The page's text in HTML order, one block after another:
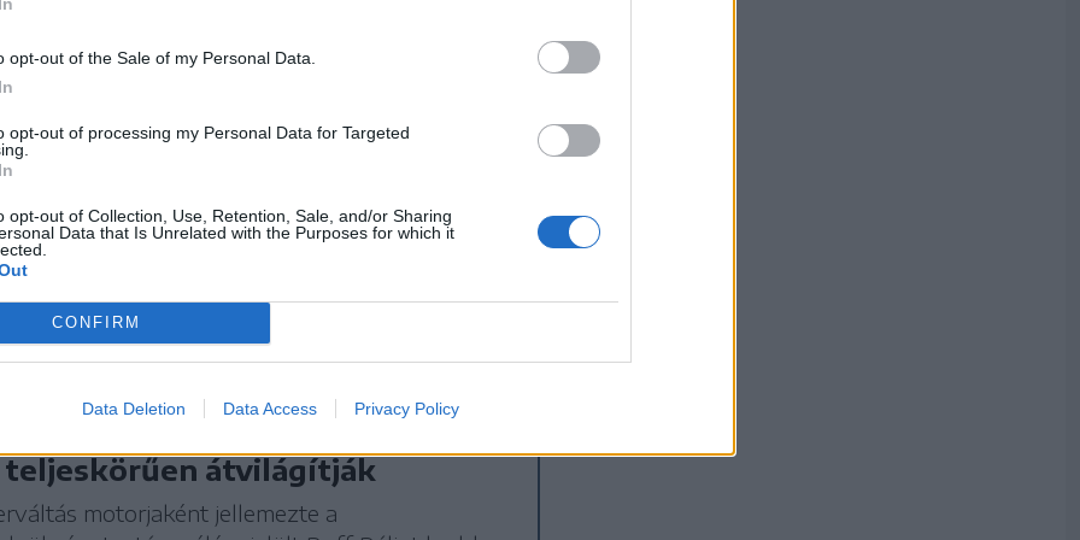
opt-out of the Sale of my Personal Data.
opt-out of processing my Personal Data for Targeted
opt-out of Collection, Use, Retention, Sale, and/or Sharing
Data that Is Unrelated with the Purposes for which it
CONFIRM
Data Deletion Data Access Privacy Policy
döntünk, például a gyermekvédelem
kormányhatározatok és nemzetközi
– jelezte Magyar Péter.
a nyilvánosságot a döntésekről és a
volt legnagyobb elszámoltatást
kilátásba a Tisza-kormány, az
átvilágítják
motorjaként jellemezte a